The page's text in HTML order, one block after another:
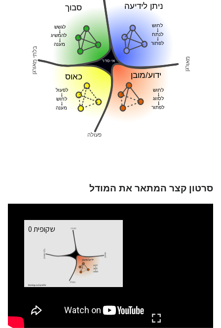
ידוע/מובן
ניתן לידיעה
לחוש
לסווג
לפתור
לחוש
לנתח
לפתור
אי-סדר
סבוך
כאוס
בלתי מאורגן
פעולה
מאורגן
מענה
לגשש
להמשיג
לפעול
לחוש
מענה
סרטון קצר המתאר את המודל